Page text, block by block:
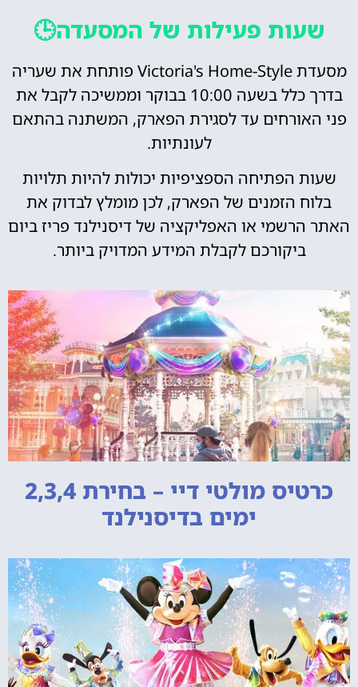
שעות פעילות של המסעדה🕒
מסעדת Victoria's Home-Style פותחת את שעריה
בדרך כלל בשעה 10:00 בבוקר וממשיכה לקבל את
פני האורחים עד לסגירת הפארק, המשתנה בהתאם
לעונתיות.
שעות הפתיחה הספציפיות יכולות להיות תלויות
בלוח הזמנים של הפארק, לכן מומלץ לבדוק את
האתר הרשמי או האפליקציה של דיסנילנד פריז ביום
ביקורכם לקבלת המידע המדויק ביותר.
כרטיס מולטי דיי – בחירת 2,3,4
ימים בדיסנילנד